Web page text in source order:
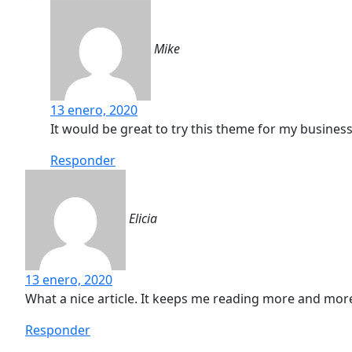
Mike
13 enero, 2020
It would be great to try this theme for my
Responder
Elicia
13 enero, 2020
What a nice article. It keeps me reading more and
Responder